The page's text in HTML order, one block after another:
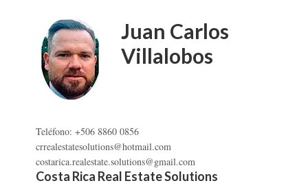
primaria
Juan Carlos
Villalobos
Teléfono: +506 8860 0856
crrealestatesolutions@hotmail.com
costarica.realestate.solutions@gmail.com
Costa Rica Real Estate Solutions